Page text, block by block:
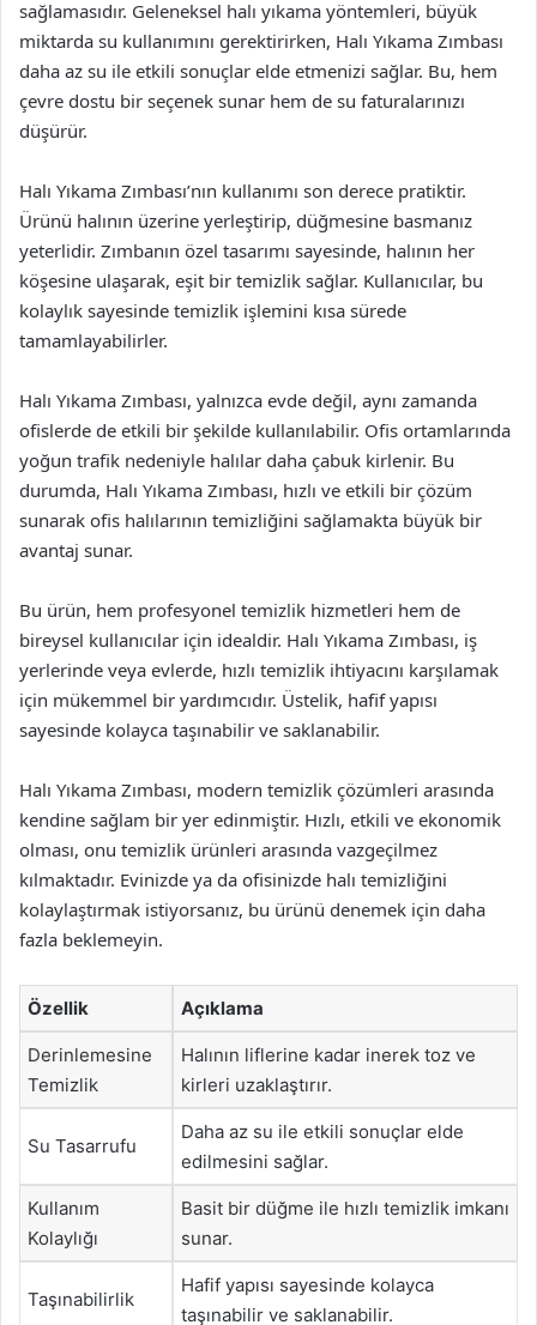
sağlamasıdır. Geleneksel halı yıkama yöntemleri, büyük
miktarda su kullanımını gerektirirken, Halı Yıkama Zımbası
daha az su ile etkili sonuçlar elde etmenizi sağlar. Bu, hem
çevre dostu bir seçenek sunar hem de su faturalarınızı
düşürür.
Halı Yıkama Zımbası’nın kullanımı son derece pratiktir.
Ürünü halının üzerine yerleştirip, düğmesine basmanız
yeterlidir. Zımbanın özel tasarımı sayesinde, halının her
köşesine ulaşarak, eşit bir temizlik sağlar. Kullanıcılar, bu
kolaylık sayesinde temizlik işlemini kısa sürede
tamamlayabilirler.
Halı Yıkama Zımbası, yalnızca evde değil, aynı zamanda
ofislerde de etkili bir şekilde kullanılabilir. Ofis ortamlarında
yoğun trafik nedeniyle halılar daha çabuk kirlenir. Bu
durumda, Halı Yıkama Zımbası, hızlı ve etkili bir çözüm
sunarak ofis halılarının temizliğini sağlamakta büyük bir
avantaj sunar.
Bu ürün, hem profesyonel temizlik hizmetleri hem de
bireysel kullanıcılar için idealdir. Halı Yıkama Zımbası, iş
yerlerinde veya evlerde, hızlı temizlik ihtiyacını karşılamak
için mükemmel bir yardımcıdır. Üstelik, hafif yapısı
sayesinde kolayca taşınabilir ve saklanabilir.
Halı Yıkama Zımbası, modern temizlik çözümleri arasında
kendine sağlam bir yer edinmiştir. Hızlı, etkili ve ekonomik
olması, onu temizlik ürünleri arasında vazgeçilmez
kılmaktadır. Evinizde ya da ofisinizde halı temizliğini
kolaylaştırmak istiyorsanız, bu ürünü denemek için daha
fazla beklemeyin.
Özellik Açıklama
Derinlemesine
Temizlik
Halının liflerine kadar inerek toz ve
kirleri uzaklaştırır.
Su Tasarrufu
Daha az su ile etkili sonuçlar elde
edilmesini sağlar.
Kullanım
Kolaylığı
Basit bir düğme ile hızlı temizlik imkanı
sunar.
Taşınabilirlik
Hafif yapısı sayesinde kolayca
taşınabilir ve saklanabilir.